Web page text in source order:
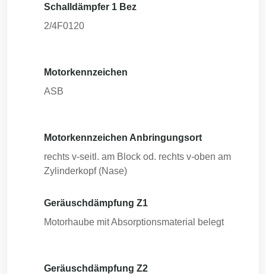
Schalldämpfer 1 Bez
2/4F0120
Motorkennzeichen
ASB
Motorkennzeichen Anbringungsort
rechts v-seitl. am Block od. rechts v-oben am
Zylinderkopf (Nase)
Geräuschdämpfung Z1
Motorhaube mit Absorptionsmaterial belegt
Geräuschdämpfung Z2